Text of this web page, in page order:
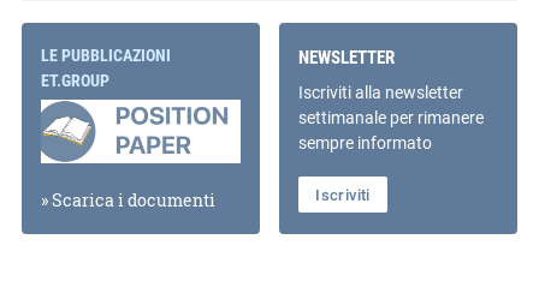
LE PUBBLICAZIONI
ET.GROUP
» Scarica i documenti
NEWSLETTER
Iscriviti alla newsletter
settimanale per rimanere
sempre informato
Iscriviti